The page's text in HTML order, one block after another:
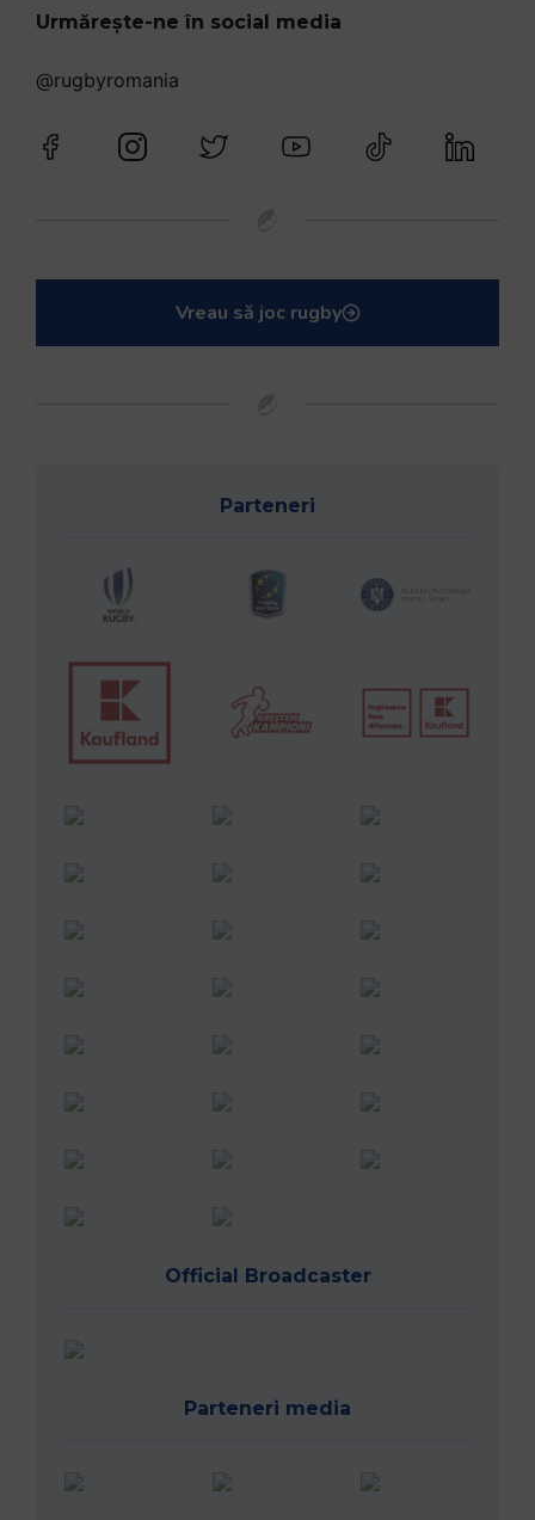
Urmărește-ne în social media
@rugbyromania
Vreau să joc rugby
Parteneri
Official Broadcaster
Parteneri media